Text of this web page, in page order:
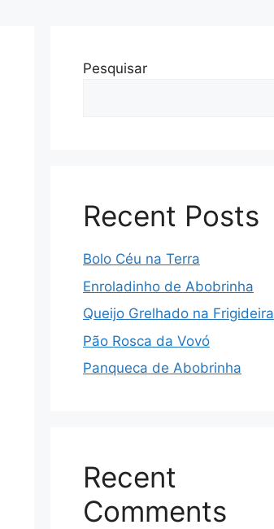
Pesquisar
Recent Posts
Bolo Céu na Terra
Enroladinho de Abobrinha
Queijo Grelhado na Frigideira
Pão Rosca da Vovó
Panqueca de Abobrinha
Recent
Comments